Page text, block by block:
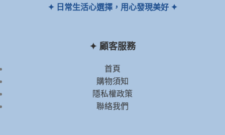
✦ 日常生活心選擇，用心發現美好 ✦
✦ 顧客服務
首頁
購物須知
隱私權政策
聯絡我們